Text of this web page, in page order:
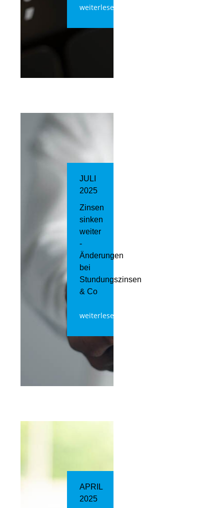
weiterlesen
JULI
2025
Zinsen
sinken
weiter
-
Änderungen
bei
Stundungszinsen
& Co
weiterlesen
APRIL
2025